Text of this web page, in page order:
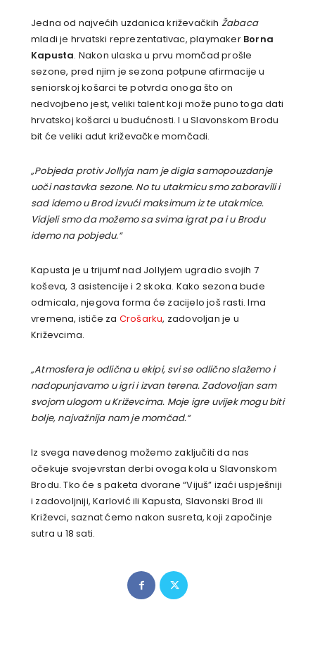
Jedna od najvećih uzdanica križevačkih Žabaca
mladi je hrvatski reprezentativac, playmaker Borna
Kapusta. Nakon ulaska u prvu momčad prošle
sezone, pred njim je sezona potpune afirmacije u
seniorskoj košarci te potvrda onoga što on
nedvojbeno jest, veliki talent koji može puno toga dati
hrvatskoj košarci u budućnosti. I u Slavonskom Brodu
bit će veliki adut križevačke momčadi.
„Pobjeda protiv Jollyja nam je digla samopouzdanje
uoči nastavka sezone. No tu utakmicu smo zaboravili i
sad idemo u Brod izvući maksimum iz te utakmice.
Vidjeli smo da možemo sa svima igrat pa i u Brodu
idemo na pobjedu.“
Kapusta je u trijumf nad Jollyjem ugradio svojih 7
koševa, 3 asistencije i 2 skoka. Kako sezona bude
odmicala, njegova forma će zacijelo još rasti. Ima
vremena, ističe za Crošarku, zadovoljan je u
Križevcima.
„Atmosfera je odlična u ekipi, svi se odlično slažemo i
nadopunjavamo u igri i izvan terena. Zadovoljan sam
svojom ulogom u Križevcima. Moje igre uvijek mogu biti
bolje, najvažnija nam je momčad.“
Iz svega navedenog možemo zaključiti da nas
očekuje svojevrstan derbi ovoga kola u Slavonskom
Brodu. Tko će s paketa dvorane “Vijuš” izaći uspješniji
i zadovoljniji, Karlović ili Kapusta, Slavonski Brod ili
Križevci, saznat ćemo nakon susreta, koji započinje
sutra u 18 sati.